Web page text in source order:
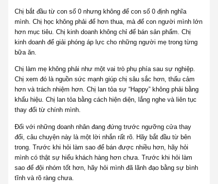
Chị bắt đầu từ con số 0 nhưng không để con số 0 định nghĩa
mình. Chị học không phải để hơn thua, mà để con người mình lớn
hơn mục tiêu. Chị kinh doanh không chỉ để bán sản phẩm. Chị
kinh doanh để giải phóng áp lực cho những người mẹ trong từng
bữa ăn.
Chị làm mẹ không phải như một vai trò phụ phía sau sự nghiệp.
Chị xem đó là nguồn sức mạnh giúp chị sâu sắc hơn, thấu cảm
hơn và trách nhiệm hơn. Chị lan tỏa sự “Happy” không phải bằng
khẩu hiệu. Chị lan tỏa bằng cách hiện diện, lắng nghe và liên tục
thay đổi từ chính mình.
Đối với những doanh nhân đang đứng trước ngưỡng cửa thay
đổi, câu chuyện này là một lời nhắn rất rõ. Hãy bắt đầu từ bên
trong. Trước khi hỏi làm sao để bán được nhiều hơn, hãy hỏi
mình có thật sự hiểu khách hàng hơn chưa. Trước khi hỏi làm
sao để đội nhóm tốt hơn, hãy hỏi mình đã lãnh đạo bằng sự bình
tĩnh và rõ ràng chưa.